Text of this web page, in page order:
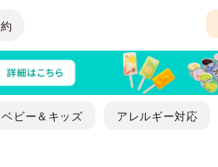
ベビー＆キッズ アレルギー対応